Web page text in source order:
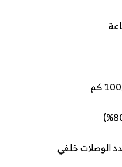
الوصلات خلفي